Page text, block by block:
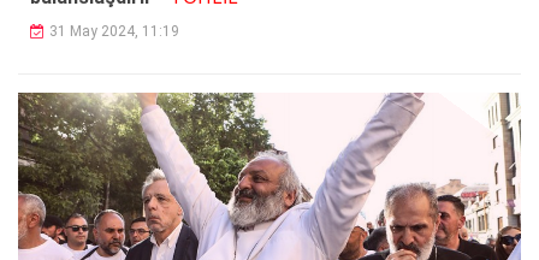
31 May 2024, 11:19